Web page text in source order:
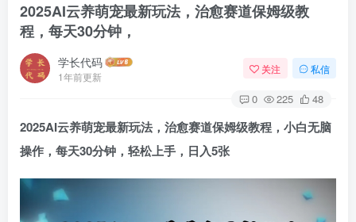
2025AI云养萌宠最新玩法，治愈赛道保姆级教
程，每天30分钟，
学长代码
1年前更新
关注 私信
0 225 48
2025AI云养萌宠最新玩法，治愈赛道保姆级教程，小白无脑
操作，每天30分钟，轻松上手，日入5张